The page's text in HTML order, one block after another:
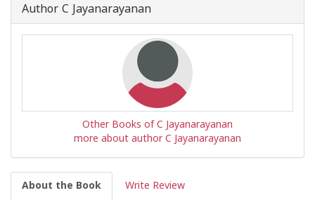
Author C Jayanarayanan
Other Books of C Jayanarayanan
more about author C Jayanarayanan
About the Book Write Review